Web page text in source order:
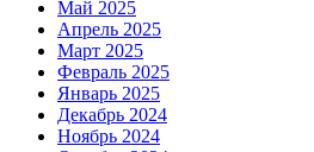
Май 2025
Апрель 2025
Март 2025
Февраль 2025
Январь 2025
Декабрь 2024
Ноябрь 2024